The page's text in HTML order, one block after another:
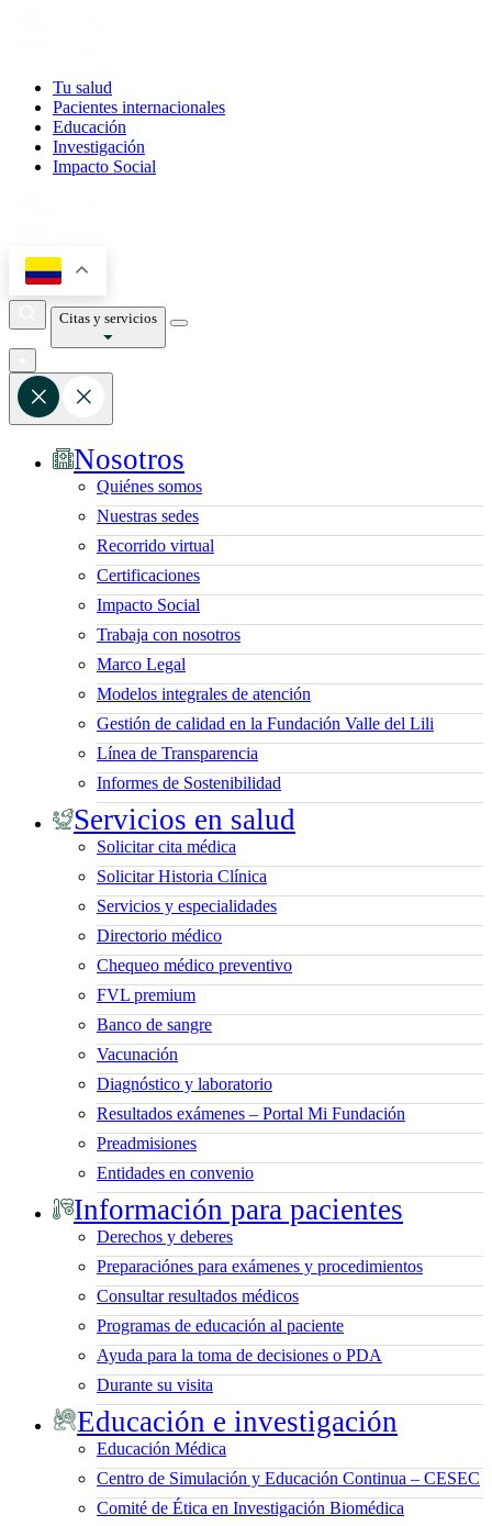
Tu salud
Pacientes internacionales
Educación
Investigación
Impacto Social
Citas y servicios
Nosotros
Quiénes somos
Nuestras sedes
Recorrido virtual
Certificaciones
Impacto Social
Trabaja con nosotros
Marco Legal
Modelos integrales de atención
Gestión de calidad en la Fundación Valle del Lili
Línea de Transparencia
Informes de Sostenibilidad
Servicios en salud
Solicitar cita médica
Solicitar Historia Clínica
Servicios y especialidades
Directorio médico
Chequeo médico preventivo
FVL premium
Banco de sangre
Vacunación
Diagnóstico y laboratorio
Resultados exámenes – Portal Mi Fundación
Preadmisiones
Entidades en convenio
Información para pacientes
Derechos y deberes
Preparaciónes para exámenes y procedimientos
Consultar resultados médicos
Programas de educación al paciente
Ayuda para la toma de decisiones o PDA
Durante su visita
Educación e investigación
Educación Médica
Centro de Simulación y Educación Continua – CESEC
Comité de Ética en Investigación Biomédica